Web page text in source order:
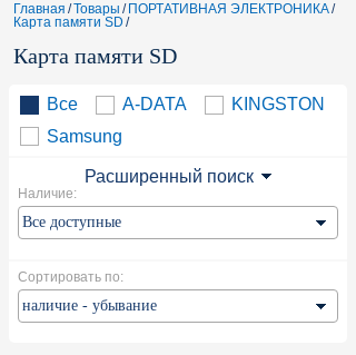
Главная /Товары / ПОРТАТИВНАЯ ЭЛЕКТРОНИКА/
Карта памяти SD /
Карта памяти SD
Все A-DATA
KINGSTON
Samsung
Расширенный поиск
Наличие:
Сортировать по: